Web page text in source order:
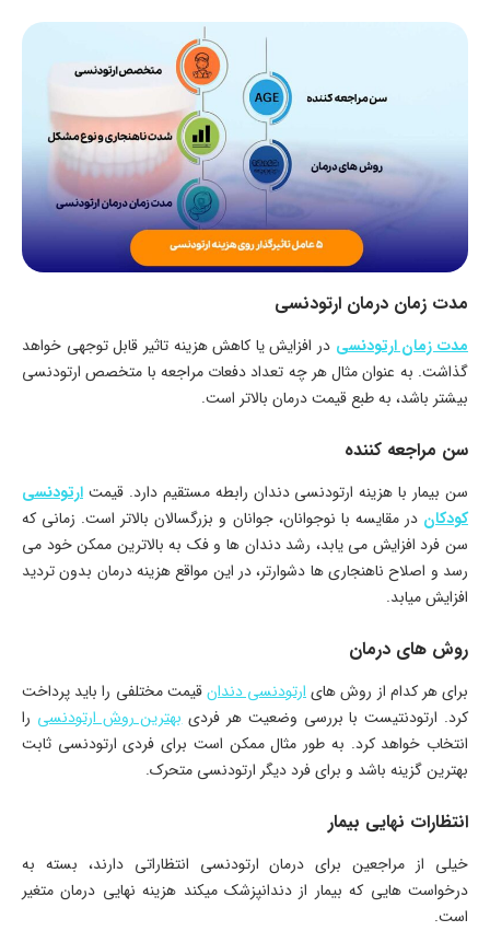
مدت زمان درمان ارتودنسی
مدت زمان ارتودنسی در افزایش یا کاهش هزینه تاثیر قابل توجهی خواهد
گذاشت. به عنوان مثال هر چه تعداد دفعات مراجعه با متخصص ارتودنسی
بیشتر باشد، به طبع قیمت درمان بالاتر است.
سن مراجعه کننده
سن بیمار با هزینه ارتودنسی دندان رابطه مستقیم دارد. قیمت ارتودنسی
کودکان در مقایسه با نوجوانان، جوانان و بزرگسالان بالاتر است. زمانی که
سن فرد افزایش می یابد، رشد دندان ها و فک به بالاترین ممکن خود می
رسد و اصلاح ناهنجاری ها دشوارتر، در این مواقع هزینه درمان بدون تردید
افزایش میابد.
روش های درمان
برای هر کدام از روش هایارتودنسی دندانقیمت مختلفی را باید پرداخت
کرد. ارتودنتیست با بررسی وضعیت هر فردیبهترین روش ارتودنسی را
انتخاب خواهد کرد. به طور مثال ممکن است برای فردی ارتودنسی ثابت
بهترین گزینه باشد و برای فرد دیگر ارتودنسی متحرک.
انتظارات نهایی بیمار
خیلی از مراجعین برای درمان ارتودنسی انتظاراتی دارند، بسته به
درخواست هایی که بیمار از دندانپزشک میکند هزینه نهایی درمان متغیر
است.